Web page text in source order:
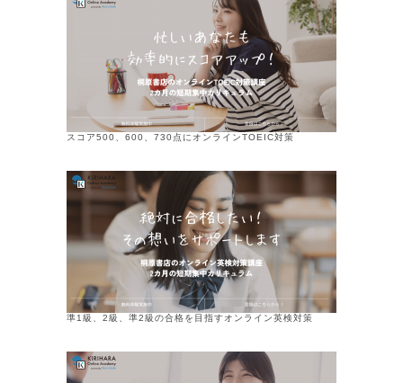
スコア500、600、730点にオンラインTOEIC対策
準1級、2級、準2級の合格を目指すオンライン英検対策